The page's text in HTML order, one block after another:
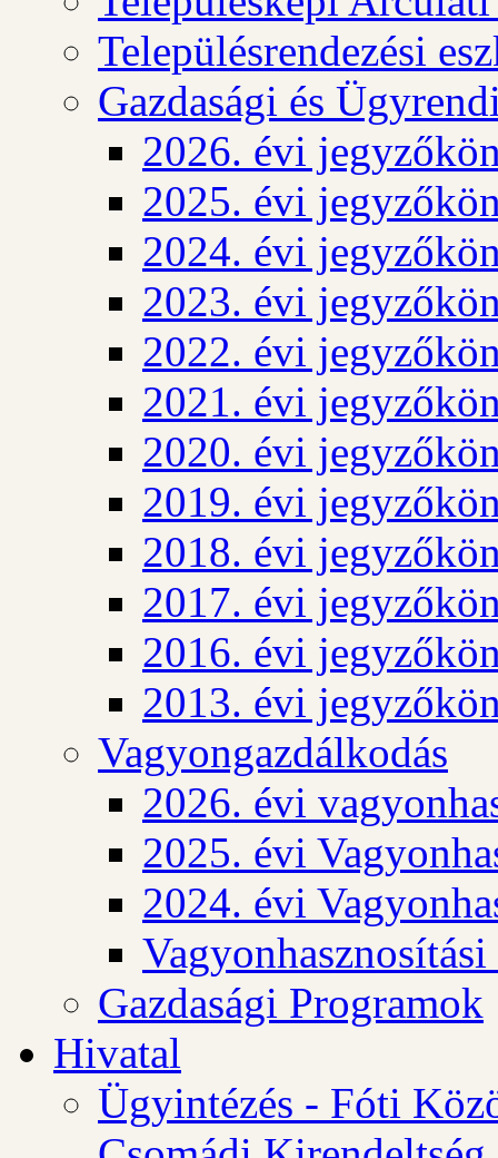
Településrendezési
Gazdasági és
2026. évi
2025. évi
2024. évi
2023. évi
2022. évi
2021. évi
2020. évi
2019. évi
2018. évi
2017. évi
2016. évi
2013. évi
Vagyongazdálkodás
2026. évi
2025. évi
2024. évi
Gazdasági Programok
Hivatal
Ügyintézés - Fóti